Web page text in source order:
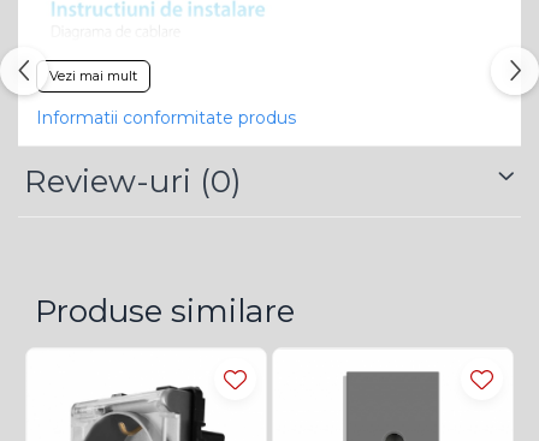
Vezi mai mult
Informatii conformitate produs
Review-uri (0)
Produse similare